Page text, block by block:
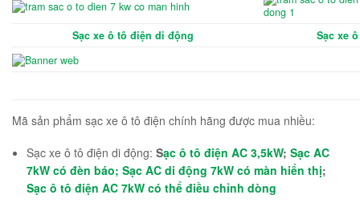
Sạc xe ô tô điện di động Sạc xe
Mã sản phẩm sạc xe ô tô điện chính hãng được mua nhiều:
Sạc xe ô tô điện di động:Sạc ô tô điện AC 3,5kW;Sạc AC
7kW có đèn báo; Sạc AC di động 7kW có màn hiển thị;
Sạc ô tô điện AC 7kW có thể điều chỉnh dòng